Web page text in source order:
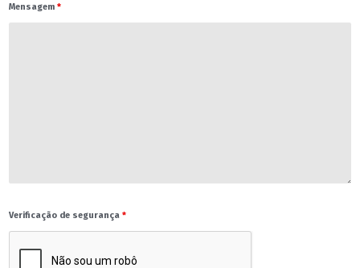
Mensagem *
Verificação de segurança *